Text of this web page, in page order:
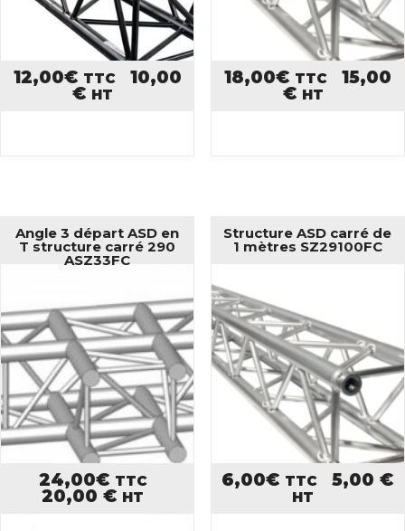
12,00€ TTC 10,00
€ HT
18,00€ TTC 15,00
€ HT
Angle 3 départ ASD en
T structure carré 290
ASZ33FC
24,00€ TTC
20,00€ HT
Structure ASD carré de
1 mètres SZ29100FC
6,00€ TTC 5,00€
HT